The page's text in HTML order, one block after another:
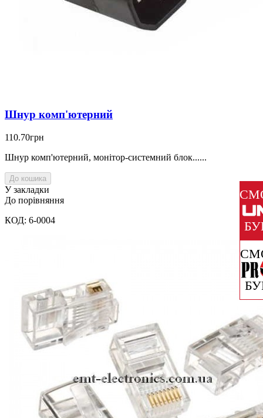
Шнур комп'ютерний
110.70грн
Шнур комп'ютерний, монітор-системний блок......
До кошика
У закладки
До порівняння
КОД: 6-0004